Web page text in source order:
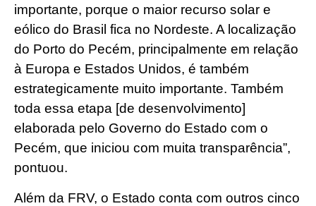
importante, porque o maior recurso solar e
eólico do Brasil fica no Nordeste. A localização
do Porto do Pecém, principalmente em relação
à Europa e Estados Unidos, é também
estrategicamente muito importante. Também
toda essa etapa [de desenvolvimento]
elaborada pelo Governo do Estado com o
Pecém, que iniciou com muita transparência”,
pontuou.
Além da FRV, o Estado conta com outros cinco